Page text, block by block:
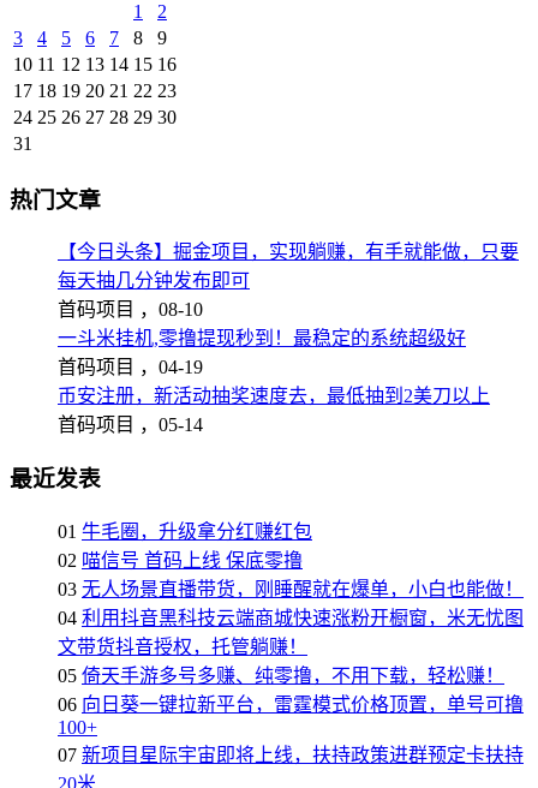
1
2
3
4 5 6 7 8
9
10 11 12 13 14 15 16
17 18 19 20 21 22 23
24 25 26 27 28 29 30
31
热门文章
【今日头条】掘金项目，实现躺赚，有手就能做，只要
每天抽几分钟发布即可
首码项目 ， 08-10
一斗米挂机,零撸提现秒到！最稳定的系统超级好
首码项目 ， 04-19
币安注册，新活动抽奖速度去，最低抽到2美刀以上
首码项目 ， 05-14
最近发表
01 牛毛圈，升级拿分红赚红包
02 喵信号 首码上线 保底零撸
03 无人场景直播带货，刚睡醒就在爆单，小白也能做！
04 利用抖音黑科技云端商城快速涨粉开橱窗，米无忧图
文带货抖音授权，托管躺赚！
05 倚天手游多号多赚、纯零撸，不用下载，轻松赚！
06 向日葵一键拉新平台，雷霆模式价格顶置，单号可撸
100+
07 新项目星际宇宙即将上线，扶持政策进群预定卡扶持
20米